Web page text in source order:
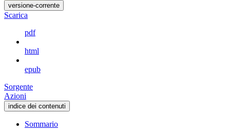
versione-corrente
Scarica
pdf
html
epub
Sorgente
Azioni
indice dei contenuti
Sommario